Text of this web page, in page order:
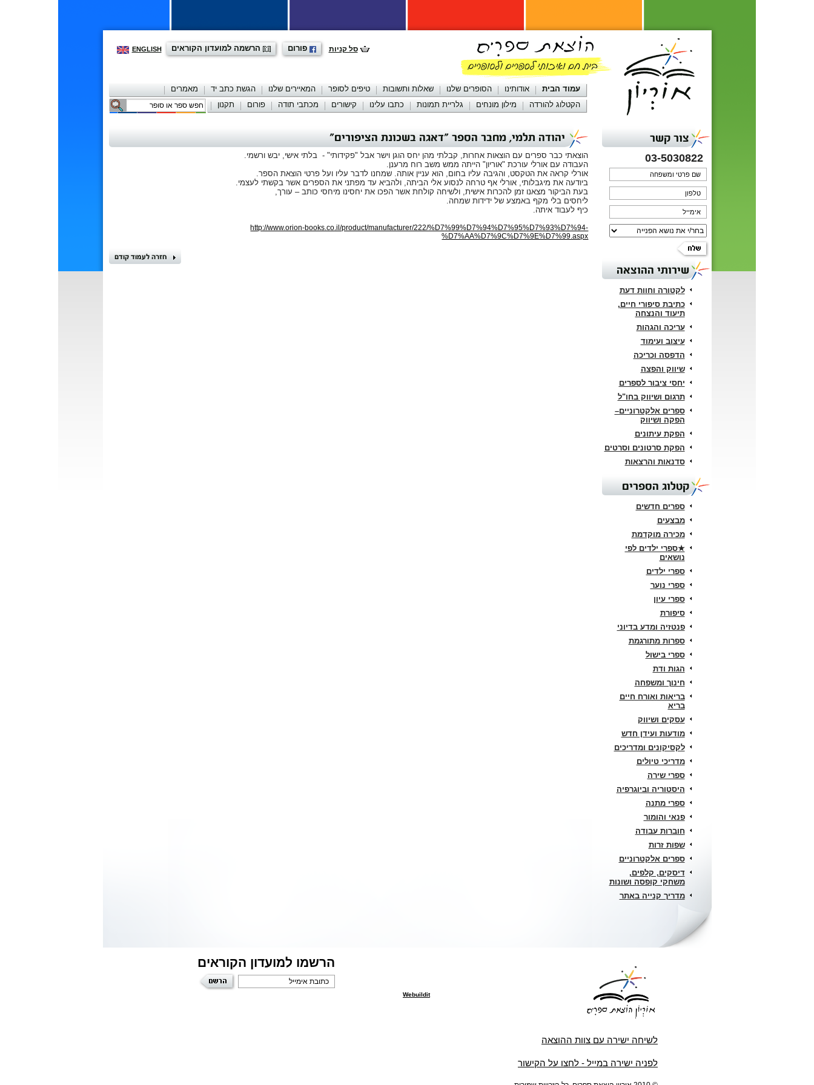
ENGLISH הרשמה למועדון הקוראים פורום סל קניות
עמוד הבית אודותינו הסופרים שלנו שאלות ותשובות טיפים לסופר המאיירים שלנו הגשת כתב יד
מאמרים
הקטלוג להורדה
מילון מונחים גלריית תמונות כתבו עלינו קישורים מכתבי תודה פורום תקנון יצירת קשר
צור קשר
03-5030822
שירותי ההוצאה
לקטורה וחוות דעת
כתיבת סיפורי חיים,
תיעוד והנצחה
עריכה והגהות
עיצוב ועימוד
הדפסה וכריכה
שיווק והפצה
יחסי ציבור לספרים
תרגום ושיווק בחו"ל
ספרים אלקטרוניים–
הפקה ושיווק
הפקת עיתונים
הפקת סרטונים וסרטים
סדנאות והרצאות
קטלוג הספרים
ספרים חדשים
מבצעים
מכירה מוקדמת
★ספרי ילדים לפי
נושאים
ספרי ילדים
ספרי נוער
ספרי עיון
סיפורת
פנטזיה ומדע בדיוני
ספרות מתורגמת
ספרי בישול
הגות ודת
חינוך ומשפחה
בריאות ואורח חיים
בריא
עסקים ושיווק
מודעות ועידן חדש
לקסיקונים ומדריכים
מדריכי טיולים
ספרי שירה
היסטוריה וביוגרפיה
ספרי מתנה
פנאי והומור
חוברות עבודה
שפות זרות
ספרים אלקטרוניים
דיסקים, קלפים,
משחקי קופסה ושונות
מדריך קנייה באתר
יהודה תלמי, מחבר הספר "דאגה בשכונת הציפורים"
הוצאתי כבר ספרים עם הוצאות אחרות, קבלתי מהן יחס הוגן וישר אבל "פקידותי" - בלתי אישי, יבש ורשמי.
העבודה עם אורלי עורכת "אוריון" הייתה ממש משב רוח מרענן.
אורלי קראה את הטקסט, והגיבה עליו בחום, הוא עניין אותה. שמחנו לדבר עליו ועל פרטי הוצאת הספר.
ביודעה את מיגבלותי, אורלי אף טרחה לנסוע אלי הביתה, ולהביא עד מפתני את הספרים אשר בקשתי לעצמי.
בעת הביקור מצאנו זמן להכרות אישית, ולשיחה קולחת אשר הפכו את יחסינו מיחסי כותב – עורך,
ליחסים בלי מקף באמצע של ידידות שמחה.
כיף לעבוד איתה.
http://www.orion-books.co.il/product/manufacturer/222/%D7%99%D7%94%D7%95%D7%93%D7%94-
%D7%AA%D7%9C%D7%9E%D7%99.aspx
הרשמו למועדון הקוראים
לשיחה ישירה עם צוות ההוצאה
לפניה ישירה במייל - לחצו על הקישור
Webuildit